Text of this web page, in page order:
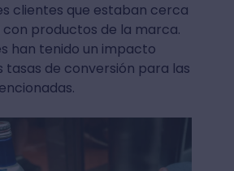
clientes que estaban cerca
con productos de la marca.
han tenido un impacto
tasas de conversión para las